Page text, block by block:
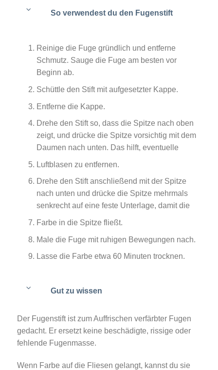
So verwendest du den Fugenstift
Reinige die Fuge gründlich und entferne
Schmutz. Sauge die Fuge am besten vor
Beginn ab.
Schüttle den Stift mit aufgesetzter Kappe.
Entferne die Kappe.
Drehe den Stift so, dass die Spitze nach oben
zeigt, und drücke die Spitze vorsichtig mit dem
Daumen nach unten. Das hilft, eventuelle
Luftblasen zu entfernen.
Drehe den Stift anschließend mit der Spitze
nach unten und drücke die Spitze mehrmals
senkrecht auf eine feste Unterlage, damit die
Farbe in die Spitze fließt.
Male die Fuge mit ruhigen Bewegungen nach.
Lasse die Farbe etwa 60 Minuten trocknen.
Gut zu wissen
Der Fugenstift ist zum Auffrischen verfärbter Fugen
gedacht. Er ersetzt keine beschädigte, rissige oder
fehlende Fugenmasse.
Wenn Farbe auf die Fliesen gelangt, kannst du sie